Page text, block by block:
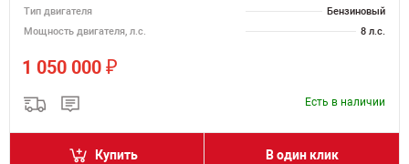
Тип двигателя
Бензиновый
Мощность двигателя, л.с.
8 л.с.
1 050 000 ₽
Есть в наличии
Купить В один клик